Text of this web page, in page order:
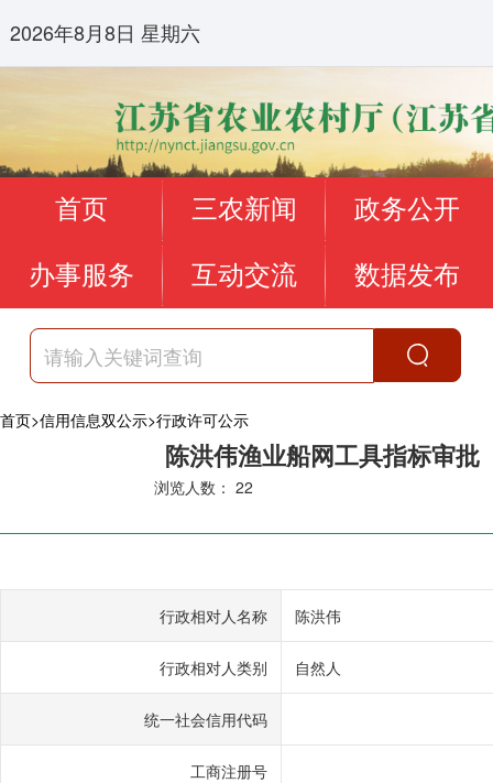
2026年8月8日 星期六
首页 三农新闻 政务公开
办事服务 互动交流 数据发布
首页>信用信息双公示>行政许可公示
陈洪伟渔业船网工具指标审
浏览人数： 22
行政相对人名称 陈洪伟
行政相对人类别 自然人
统一社会信用代码
工商注册号